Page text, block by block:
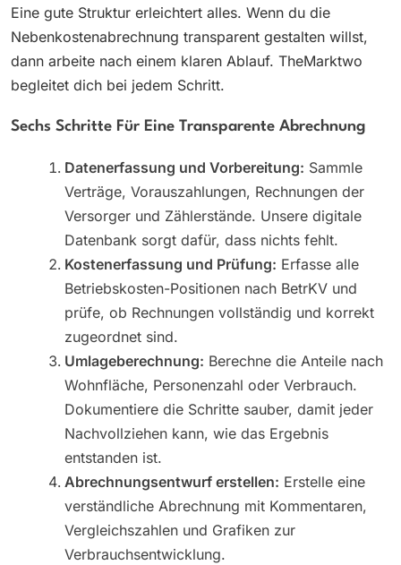
Eine gute Struktur erleichtert alles. Wenn du die
Nebenkostenabrechnung transparent gestalten willst,
dann arbeite nach einem klaren Ablauf. TheMarktwo
begleitet dich bei jedem Schritt.
Sechs Schritte Für Eine Transparente Abrechnung
Datenerfassung und Vorbereitung: Sammle
Verträge, Vorauszahlungen, Rechnungen der
Versorger und Zählerstände. Unsere digitale
Datenbank sorgt dafür, dass nichts fehlt.
Kostenerfassung und Prüfung: Erfasse alle
Betriebskosten-Positionen nach BetrKV und
prüfe, ob Rechnungen vollständig und korrekt
zugeordnet sind.
Umlageberechnung: Berechne die Anteile nach
Wohnfläche, Personenzahl oder Verbrauch.
Dokumentiere die Schritte sauber, damit jeder
Nachvollziehen kann, wie das Ergebnis
entstanden ist.
Abrechnungsentwurf erstellen: Erstelle eine
verständliche Abrechnung mit Kommentaren,
Vergleichszahlen und Grafiken zur
Verbrauchsentwicklung.